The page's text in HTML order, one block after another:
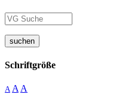
suchen
Schriftgröße
A A A